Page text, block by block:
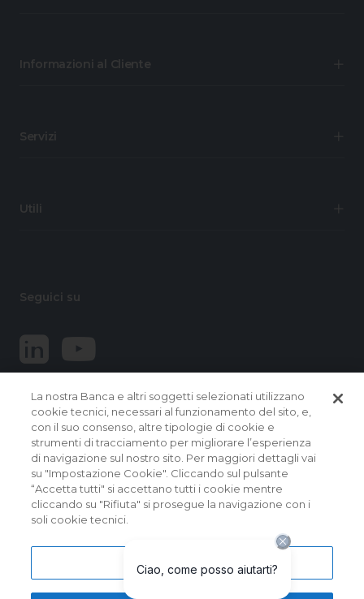
Informazioni al Cliente
Servizi
Utili
Seguici su
© 2026 Banca Popolare del Lazio.
Tutti i diritti riservati
Banca Popolare del Lazio Soc. Coop. per Azioni | Sede
Sociale e Direzione Generale: Via Martiri delle Fosse
Ardeatine, 9 – 00049 VELLETRI (RM) – Capogruppo del
Gruppo Bancario Banca Popolare del Lazio | Albo dei Gruppi
BIC/SWIFT: BPLZIT3V | P. IVA n. 15854861000
La nostra Banca e altri soggetti selezionati utilizzano
cookie tecnici, necessari al funzionamento del sito, e,
con il suo consenso, altre tipologie di cookie e
strumenti di tracciamento per migliorare l’esperienza
di navigazione sul nostro sito. Per maggiori dettagli vai
su "Impostazione Cookie". Cliccando sul pulsante
“Accetta tutti" si accettano tutti i cookie mentre
cliccando su "Rifiuta" si prosegue la navigazione con i
soli cookie tecnici.
Impostazioni cookie